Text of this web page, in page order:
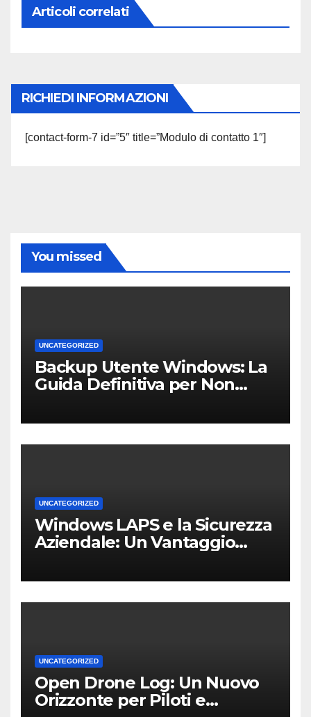
Articoli correlati
RICHIEDI INFORMAZIONI
[contact-form-7 id=”5″ title=”Modulo di contatto 1″]
You missed
UNCATEGORIZED
Backup Utente Windows: La
Guida Definitiva per Non
Casa o dell’Ufficio
UNCATEGORIZED
Windows LAPS e la Sicurezza
Aziendale: Un Vantaggio
UNCATEGORIZED
Open Drone Log: Un Nuovo
Orizzonte per Piloti e